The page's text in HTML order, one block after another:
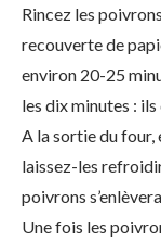
Rincez les
recouverte de
environ 20-25
les dix minutes :
A la sortie du four,
laissez-les
poivrons
Une fois les